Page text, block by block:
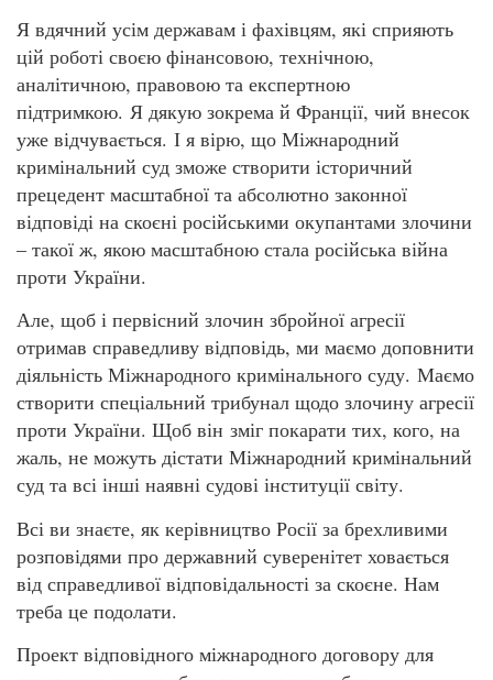
Я вдячний усім державам і фахівцям, які сприяють
цій роботі своєю фінансовою, технічною,
аналітичною, правовою та експертною
підтримкою. Я дякую зокрема й Франції, чий внесок
уже відчувається. І я вірю, що Міжнародний
кримінальний суд зможе створити історичний
прецедент масштабної та абсолютно законної
відповіді на скоєні російськими окупантами злочини
– такої ж, якою масштабною стала російська війна
проти України.
Але, щоб і первісний злочин збройної агресії
отримав справедливу відповідь, ми маємо доповнити
діяльність Міжнародного кримінального суду. Маємо
створити спеціальний трибунал щодо злочину агресії
проти України. Щоб він зміг покарати тих, кого, на
жаль, не можуть дістати Міжнародний кримінальний
суд та всі інші наявні судові інституції світу.
Всі ви знаєте, як керівництво Росії за брехливими
розповідями про державний суверенітет ховається
від справедливої відповідальності за скоєне. Нам
треба це подолати.
Проект відповідного міжнародного договору для